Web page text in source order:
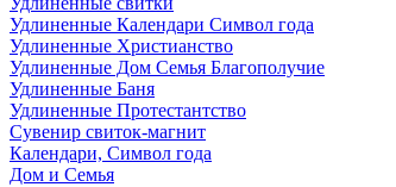
Удлиненные Календари Символ года
Удлиненные Христианство
Удлиненные Дом Семья Благополучие
Удлиненные Баня
Удлиненные Протестантство
Сувенир свиток-магнит
Календари, Символ года
Дом и Семья